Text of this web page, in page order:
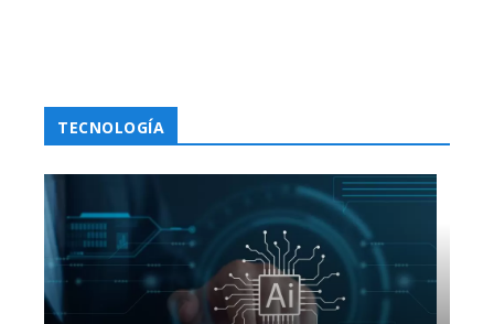
TECNOLOGÍA